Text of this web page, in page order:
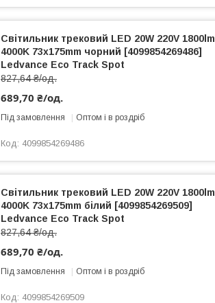
Світильник трековий LED 20W 220V 1800lm
4000K 73x175mm чорний [4099854269486]
Ledvance Eco Track Spot
827,64 ₴/од.
689,70 ₴/од.
Під замовлення Оптом і в роздріб
4099854269486
Світильник трековий LED 20W 220V 1800lm
4000K 73x175mm білий [4099854269509]
Ledvance Eco Track Spot
827,64 ₴/од.
689,70 ₴/од.
Під замовлення Оптом і в роздріб
4099854269509